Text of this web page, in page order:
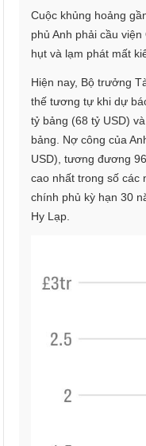
Cuộc khủng hoảng
phủ Anh phải cầu
hụt và lạm phát mất
Hiện nay, Bộ trưởng
thế tương tự khi dự
tỷ bảng (68 tỷ USD)
bảng. Nợ công của
USD), tương đương
cao nhất trong số các
chính phủ kỳ hạn 30
Hy Lạp.